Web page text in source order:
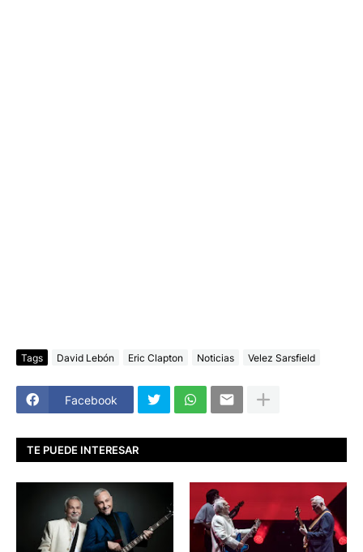
Tags David Lebón Eric Clapton Noticias Velez Sarsfield
Facebook
TE PUEDE INTERESAR